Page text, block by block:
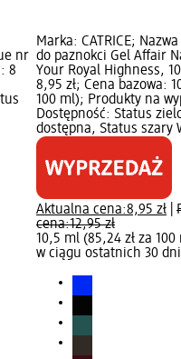
nr
8
Marka: CATRICE;
do paznokci Gel Affair
Your Royal Highness,
8,95 zł; Cena bazowa:
100 ml); Produkty na
Dostępność: Status
dostępna, Status szary
Aktualna cena:8,95 zł
cena:12,95 zł
10,5 ml (85,24 zł za 100
w ciągu ostatnich 30 dni